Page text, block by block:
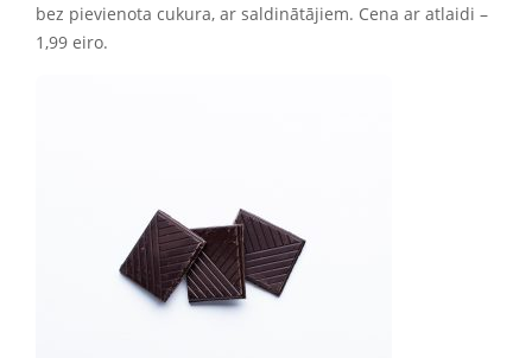
bez pievienota cukura, ar saldinātājiem. Cena ar atlaidi –
1,99 eiro.